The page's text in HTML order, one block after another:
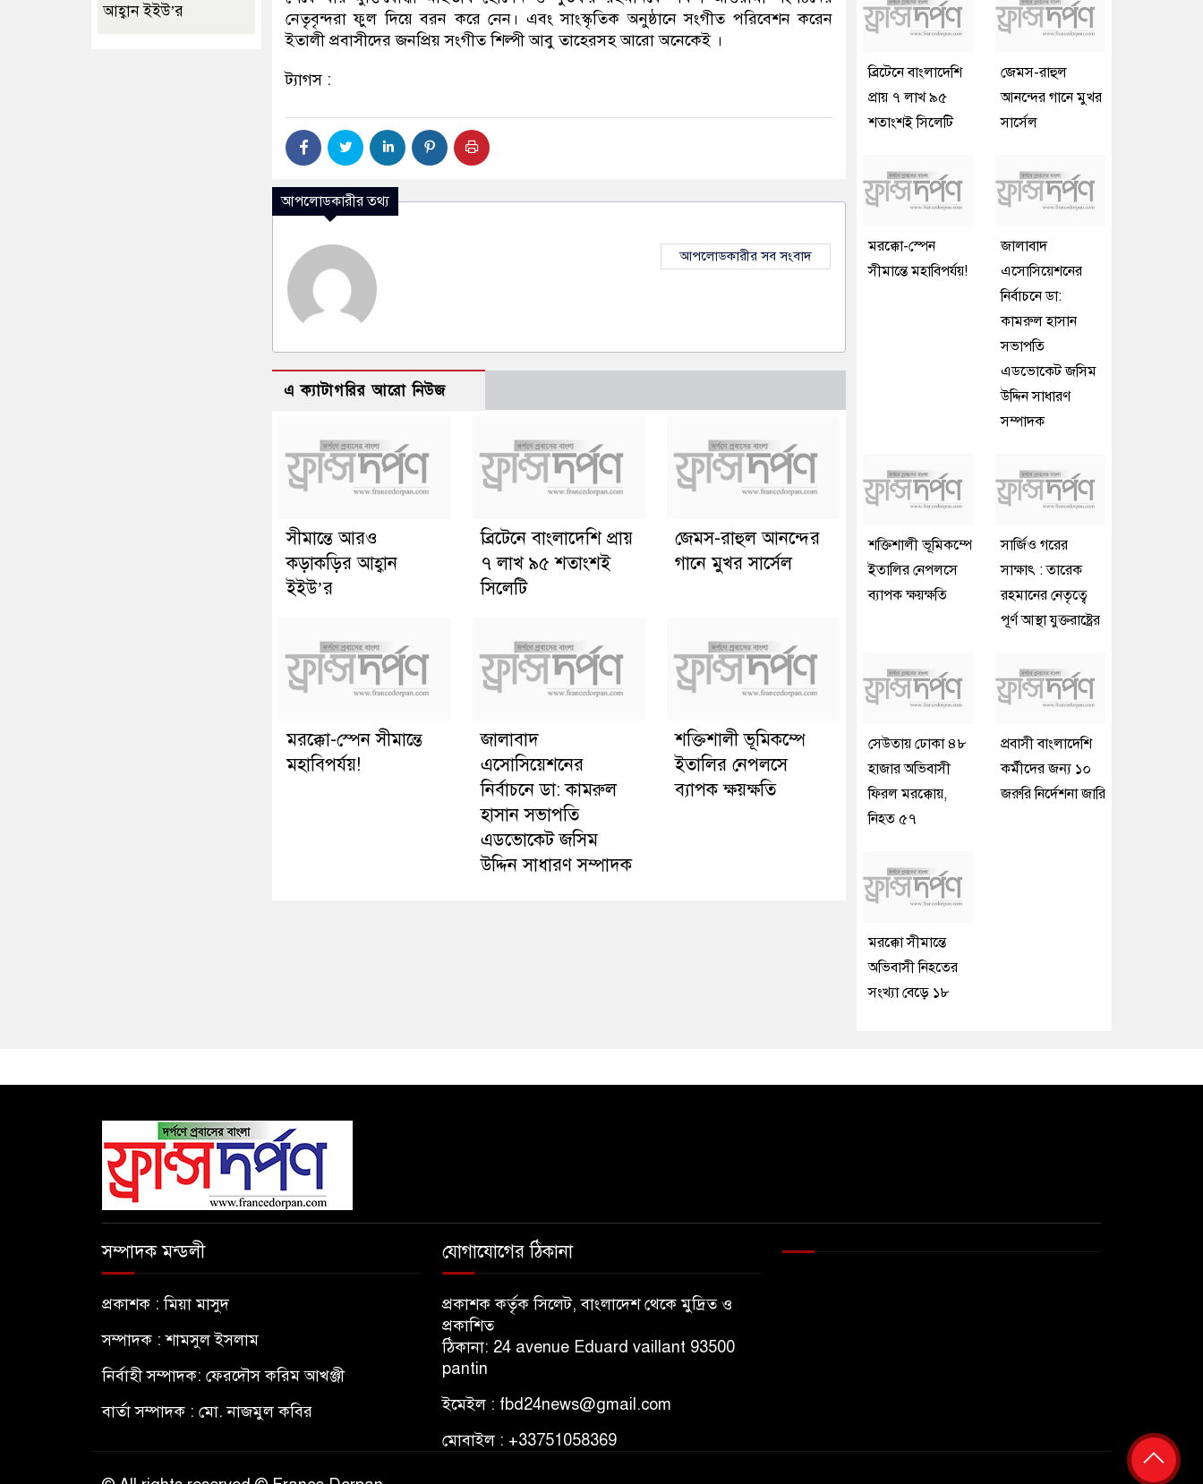
নেতৃবৃন্দরা ফুল দিয়ে বরন করে নেন। এবং সাংস্কৃতিক অনুষ্ঠানে সংগীত পরিবেশন করেন
ইতালী প্রবাসীদের জনপ্রিয় সংগীত শিল্পী আবু তাহেরসহ আরো অনেকেই ।
ট্যাগস :
আপলোডকারীর তথ্য
আপলোডকারীর সব সংবাদ
এ ক্যাটাগরির আরো নিউজ
সীমান্তে আরও
কড়াকড়ির আহ্বান
ইইউ’র
ব্রিটেনে বাংলাদেশি প্রায়
৭ লাখ ৯৫ শতাংশই
সিলেটি
জেমস-রাহুল আনন্দের
গানে মুখর সার্সেল
মরক্কো-স্পেন সীমান্তে
মহাবিপর্যয়!
জালাবাদ
এসোসিয়েশনের
নির্বাচনে ডা: কামরুল
হাসান সভাপতি
এডভোকেট জসিম
উদ্দিন সাধারণ সম্পাদক
শক্তিশালী ভূমিকম্পে
ইতালির নেপলসে
ব্যাপক ক্ষয়ক্ষতি
আহ্বান ইইউ’র
ব্রিটেনে বাংলাদেশি
প্রায় ৭ লাখ ৯৫
শতাংশই সিলেটি
জেমস-রাহুল
আনন্দের গানে মুখর
সার্সেল
মরক্কো-স্পেন
সীমান্তে মহাবিপর্যয়!
জালাবাদ
এসোসিয়েশনের
নির্বাচনে ডা:
কামরুল হাসান
সভাপতি
এডভোকেট জসিম
উদ্দিন সাধারণ
সম্পাদক
শক্তিশালী ভূমিকম্পে
ইতালির নেপলসে
ব্যাপক ক্ষয়ক্ষতি
সার্জিও গরের
সাক্ষাৎ : তারেক
রহমানের নেতৃত্বে
পূর্ণ আস্থা যুক্তরাষ্ট্রের
সেউতায় ঢোকা ৪৮
হাজার অভিবাসী
ফিরল মরক্কোয়,
নিহত ৫৭
প্রবাসী বাংলাদেশি
কর্মীদের জন্য ১০
জরুরি নির্দেশনা জারি
মরক্কো সীমান্তে
অভিবাসী নিহতের
সংখ্যা বেড়ে ১৮
সম্পাদক মন্ডলী
প্রকাশক : মিয়া মাসুদ
সম্পাদক : শামসুল ইসলাম
নির্বাহী সম্পাদক: ফেরদৌস করিম আখঞ্জী
বার্তা সম্পাদক : মো. নাজমুল কবির
যোগাযোগের ঠিকানা
প্রকাশক কর্তৃক সিলেট, বাংলাদেশ থেকে মুদ্রিত ও
প্রকাশিত
ঠিকানা: 24 avenue Eduard vaillant 93500
pantin
ইমেইল : fbd24news@gmail.com
মোবাইল : +33751058369